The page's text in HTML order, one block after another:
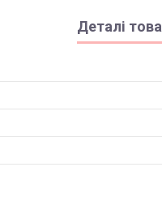
Деталі